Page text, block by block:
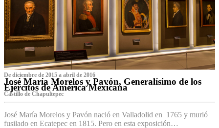
De diciembre de 2015 a abril de 2016
José María Morelos y Pavón, Generalísimo de los
Ejércitos de América Mexicana
C‌astillo de Chapultepec
José María Morelos y Pavón nació en Valladolid en 1765 y murió
fusilado en Ecatepec en 1815. Pero en esta exposición…